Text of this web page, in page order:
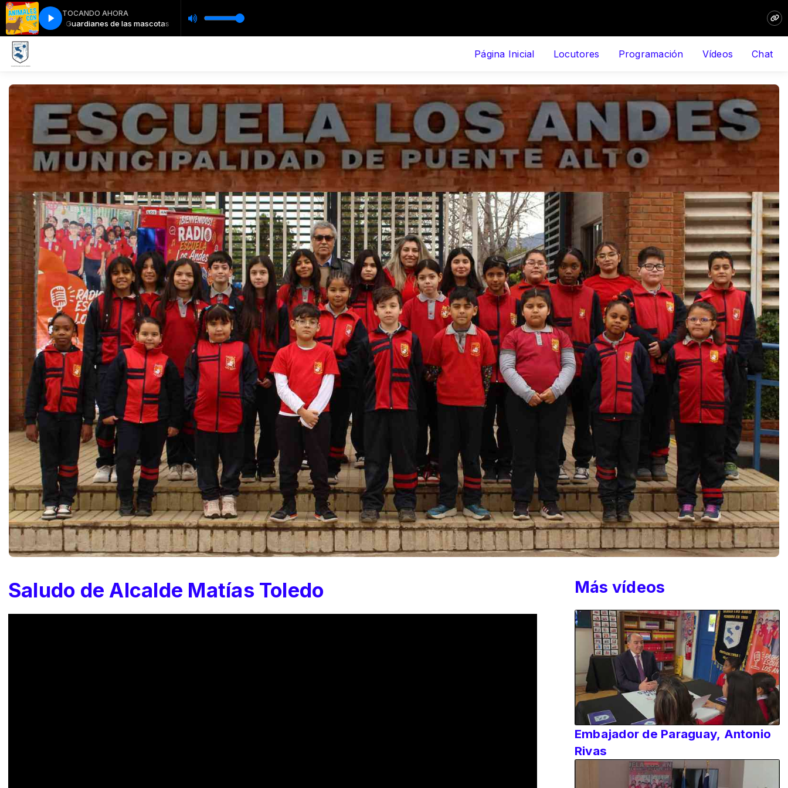
TOCANDO AHORA
tortugas Guardianes de las mascotas tortugas
Página Inicial Locutores Programación Vídeos Chat
Saludo de Alcalde Matías Toledo Más vídeos
Embajador de Paraguay, Antonio
Rivas